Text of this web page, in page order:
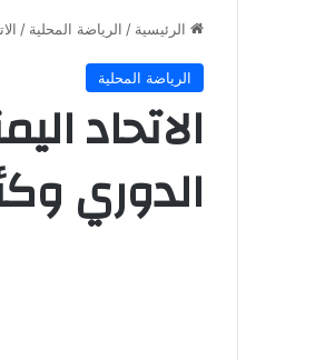
الرئيسية / الرياضة المحلية /
الرياضة المحلية
الاتحاد
الدوري